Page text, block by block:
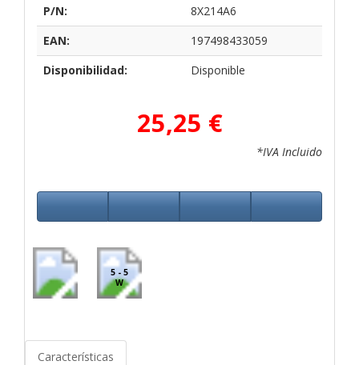
P/N:
8X214A6
EAN:
197498433059
Disponibilidad:
Disponible
25,25 €
*IVA Incluido
5 - 5
W
Características